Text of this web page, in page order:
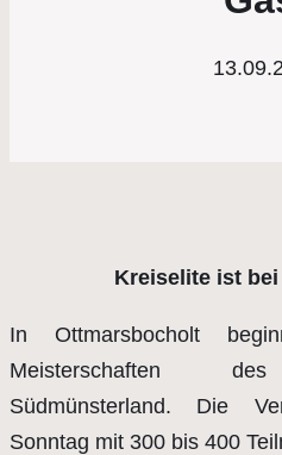
Kreiselite ist bei
In Ottmarsbocholt
Meisterschaften des
Südmünsterland. Die
Sonntag mit 300 bis 400